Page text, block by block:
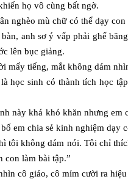
họ vô cùng bất ngờ.
nghèo mù chữ có thể dạy
anh sơ ý vấp phải ghế
lên bục giảng.
mấy tiếng, mắt không dám
học sinh có thành tích học
này khá khó khăn nhưng
em chia sẻ kinh nghiệm dạy
tôi không dám nói. Tôi chỉ
con làm bài tập.”
cô giáo, cô mỉm cười ra